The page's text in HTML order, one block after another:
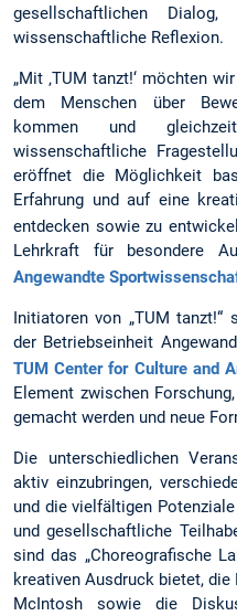
gesellschaftlichen
wissenschaftliche Reflexion.
„Mit ‚TUM tanzt!‘ möchten
dem Menschen über
kommen und
wissenschaftliche
eröffnet die Möglichkeit
Erfahrung und auf eine
entdecken sowie zu
Lehrkraft für besondere
Angewandte
Initiatoren von „TUM tanzt!“
der Betriebseinheit
TUM Center for Culture and
Element zwischen
gemacht werden und neue
Die unterschiedlichen
aktiv einzubringen,
und die vielfältigen
und gesellschaftliche
sind das „Choreografische
kreativen Ausdruck bietet, die
McIntosh sowie die